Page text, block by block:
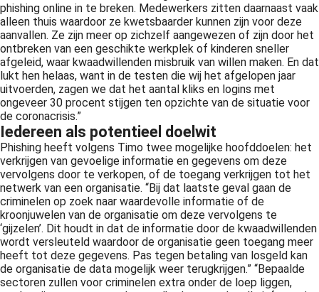
phishing online in te breken. Medewerkers zitten daarnaast vaak
alleen thuis waardoor ze kwetsbaarder kunnen zijn voor deze
aanvallen. Ze zijn meer op zichzelf aangewezen of zijn door het
ontbreken van een geschikte werkplek of kinderen sneller
afgeleid, waar kwaadwillenden misbruik van willen maken. En dat
lukt hen helaas, want in de testen die wij het afgelopen jaar
uitvoerden, zagen we dat het aantal kliks en logins met
ongeveer 30 procent stijgen ten opzichte van de situatie voor
de coronacrisis.”
Iedereen als potentieel doelwit
Phishing heeft volgens Timo twee mogelijke hoofddoelen: het
verkrijgen van gevoelige informatie en gegevens om deze
vervolgens door te verkopen, of de toegang verkrijgen tot het
netwerk van een organisatie. “Bij dat laatste geval gaan de
criminelen op zoek naar waardevolle informatie of de
kroonjuwelen van de organisatie om deze vervolgens te
‘gijzelen’. Dit houdt in dat de informatie door de kwaadwillenden
wordt versleuteld waardoor de organisatie geen toegang meer
heeft tot deze gegevens. Pas tegen betaling van losgeld kan
de organisatie de data mogelijk weer terugkrijgen.” “Bepaalde
sectoren zullen voor criminelen extra onder de loep liggen,